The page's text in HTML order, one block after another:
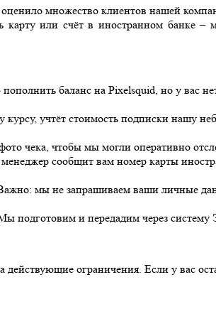
множество клиентов нашей
или счёт в иностранном банке –
баланс на Pixelsquid, но у вас
учтёт стоимость подписки нашу
чека, чтобы мы могли оперативно
менеджер сообщит вам номер карты
мы не запрашиваем ваши личные
подготовим и передадим через
действующие ограничения. Если у вас